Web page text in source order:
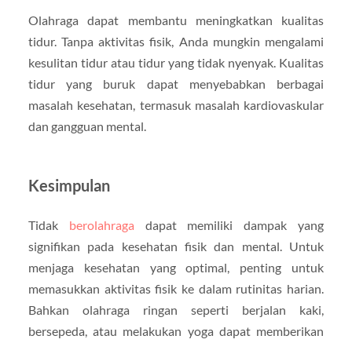
Olahraga dapat membantu meningkatkan kualitas
tidur. Tanpa aktivitas fisik, Anda mungkin mengalami
kesulitan tidur atau tidur yang tidak nyenyak. Kualitas
tidur yang buruk dapat menyebabkan berbagai
masalah kesehatan, termasuk masalah kardiovaskular
dan gangguan mental.
Kesimpulan
Tidak berolahraga dapat memiliki dampak yang
signifikan pada kesehatan fisik dan mental. Untuk
menjaga kesehatan yang optimal, penting untuk
memasukkan aktivitas fisik ke dalam rutinitas harian.
Bahkan olahraga ringan seperti berjalan kaki,
bersepeda, atau melakukan yoga dapat memberikan